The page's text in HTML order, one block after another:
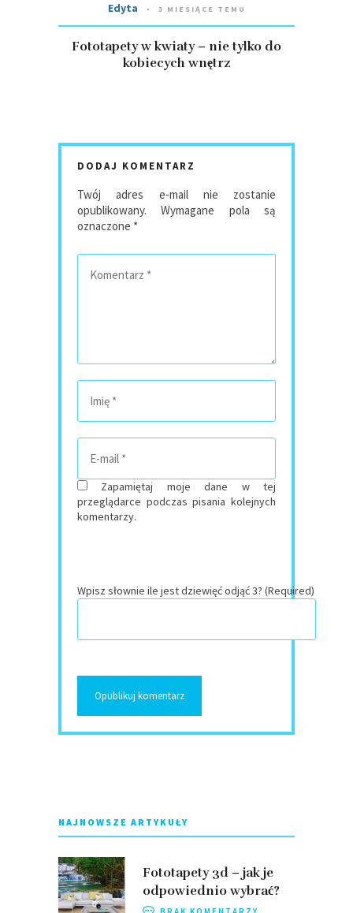
Edyta 3 MIESIĄCE TEMU
Fototapety w kwiaty – nie tylko do
kobiecych wnętrz
DODAJ KOMENTARZ
Twój adres e-mail nie zostanie
opublikowany.
Wymagane pola są
oznaczone *
Zapamiętaj moje dane w tej
przeglądarce podczas pisania kolejnych
komentarzy.
Wpisz słownie ile jest dziewięć odjąć 3? (Required)
NAJNOWSZE ARTYKUŁY
Fototapety 3d – jak je
odpowiednio wybrać?